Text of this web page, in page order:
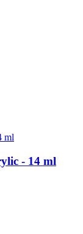
- 14 ml